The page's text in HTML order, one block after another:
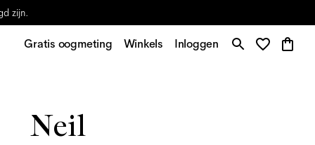
zijn.
Gratis oogmeting Winkels Inloggen
Neil